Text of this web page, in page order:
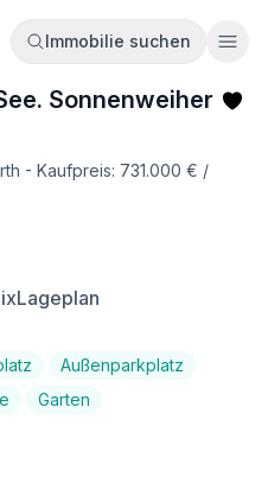
Immobilie suchen
Sonnenweiher
- Kaufpreis: 731.000 € /
Lageplan
Außenparkplatz
Garten